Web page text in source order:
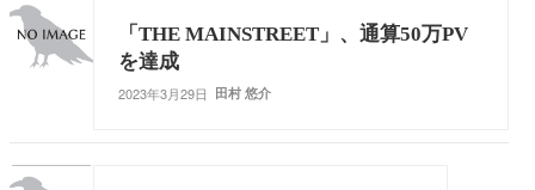
「THE MAINSTREET」、通算50万PV
を達成
田村 悠介
2023年3月29日